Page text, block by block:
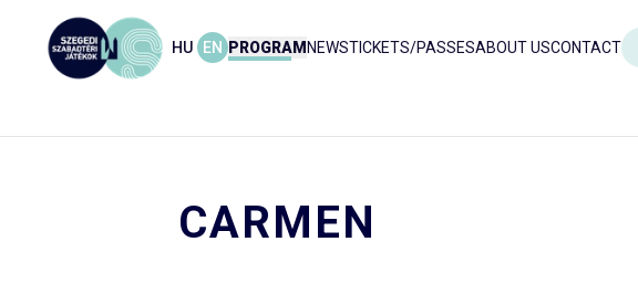
HU EN PROGRAM NEWSTICKETS/PASSESABOUT USCONTACT
CARMEN